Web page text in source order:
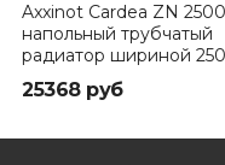
Axxinot Cardea ZN
напольный трубчатый
радиатор шириной
25368 руб